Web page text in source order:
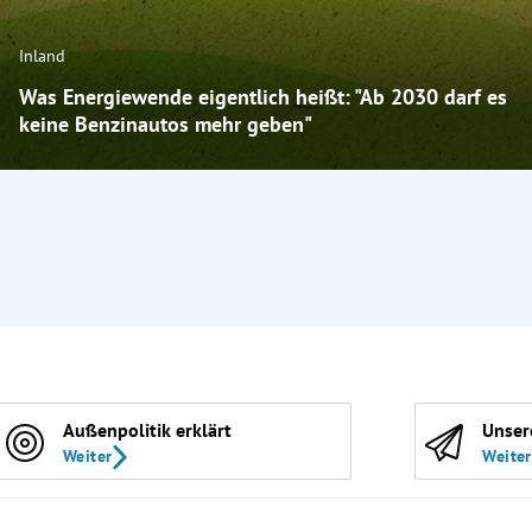
Inland
Was Energiewende eigentlich heißt: "Ab 2030 darf es
keine Benzinautos mehr geben"
Außenpolitik erklärt
Weiter Weiter